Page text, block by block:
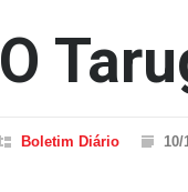
O
Boletim Diário 10/